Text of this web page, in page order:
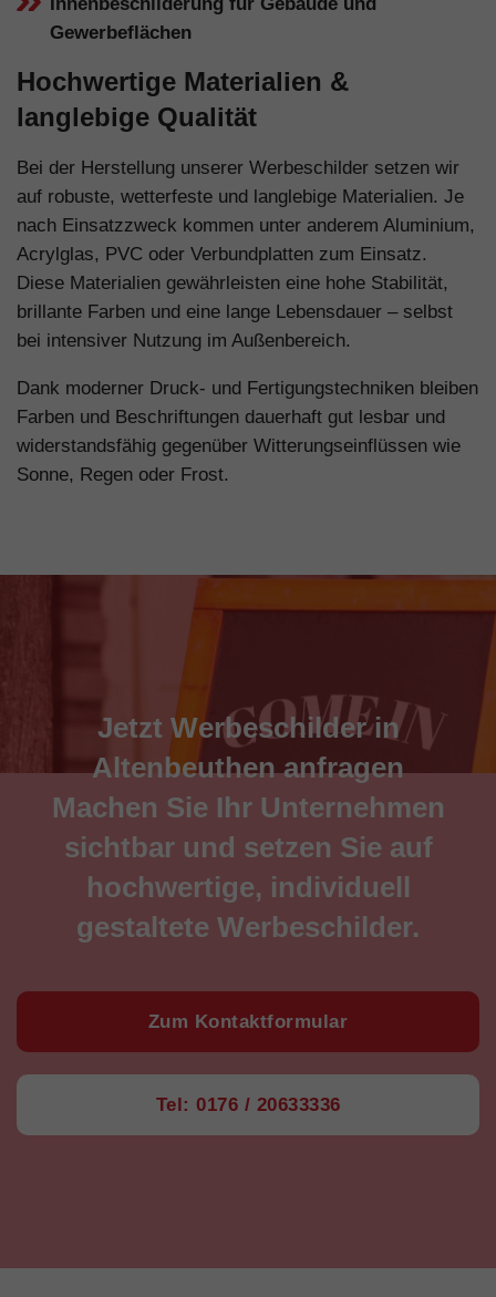
Gewerbeflächen
Hochwertige Materialien &
langlebige Qualität
Bei der Herstellung unserer Werbeschilder setzen wir
auf robuste, wetterfeste und langlebige Materialien. Je
nach Einsatzzweck kommen unter anderem Aluminium,
Acrylglas, PVC oder Verbundplatten zum Einsatz.
Diese Materialien gewährleisten eine hohe Stabilität,
brillante Farben und eine lange Lebensdauer – selbst
bei intensiver Nutzung im Außenbereich.
Dank moderner Druck- und Fertigungstechniken bleiben
Farben und Beschriftungen dauerhaft gut lesbar und
widerstandsfähig gegenüber Witterungseinflüssen wie
Sonne, Regen oder Frost.
Jetzt Werbeschilder in
Altenbeuthen anfragen
Machen Sie Ihr Unternehmen
sichtbar und setzen Sie auf
hochwertige, individuell
gestaltete Werbeschilder.
Zum Kontaktformular
Tel: 0176 / 20633336